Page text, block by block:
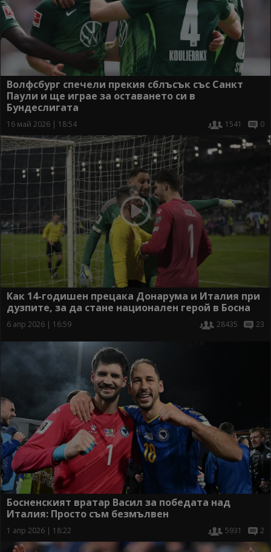
Волфсбург спечели прекия сблъсък със Санкт
Паули и ще играе за оставането си в
Бундеслигата
16 май 2026 | 18:54 1541 0
Как 14-годишен прецака Донарума и Италия при
дузпите, за да стане национален герой в Босна
6 апр 2026 | 16:59 28435 23
Босненският вратар Васил за победата над
Италия: Просто съм безмълвен
1 апр 2026 | 18:22 5931 2